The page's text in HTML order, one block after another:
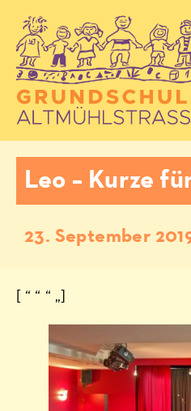
Leo – Kurze
23. September
[ “ “ “ „]